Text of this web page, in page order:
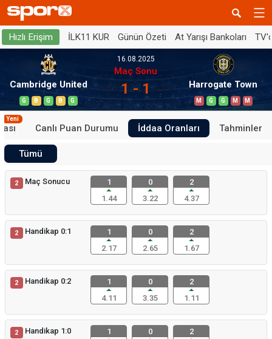
Hızlı Erişim İLK11 KUR Günün Özeti At Yarışı Bankoları
Cambridge United
G B G B G
16.08.2025
Maç Sonu
1 - 1 Harrogate Town
M G G M M
Yeni
Canlı Puan Durumu İddaa Oranları Tahminler
Tümü
2 Maç Sonucu
1
1.44
0
3.22
2
4.37
2 Handikap 0:1
1
2.17
0
2.65
2
1.67
2 Handikap 0:2
1
4.11
0
3.35
2
1.11
2 Handikap 1:0
1
0
2